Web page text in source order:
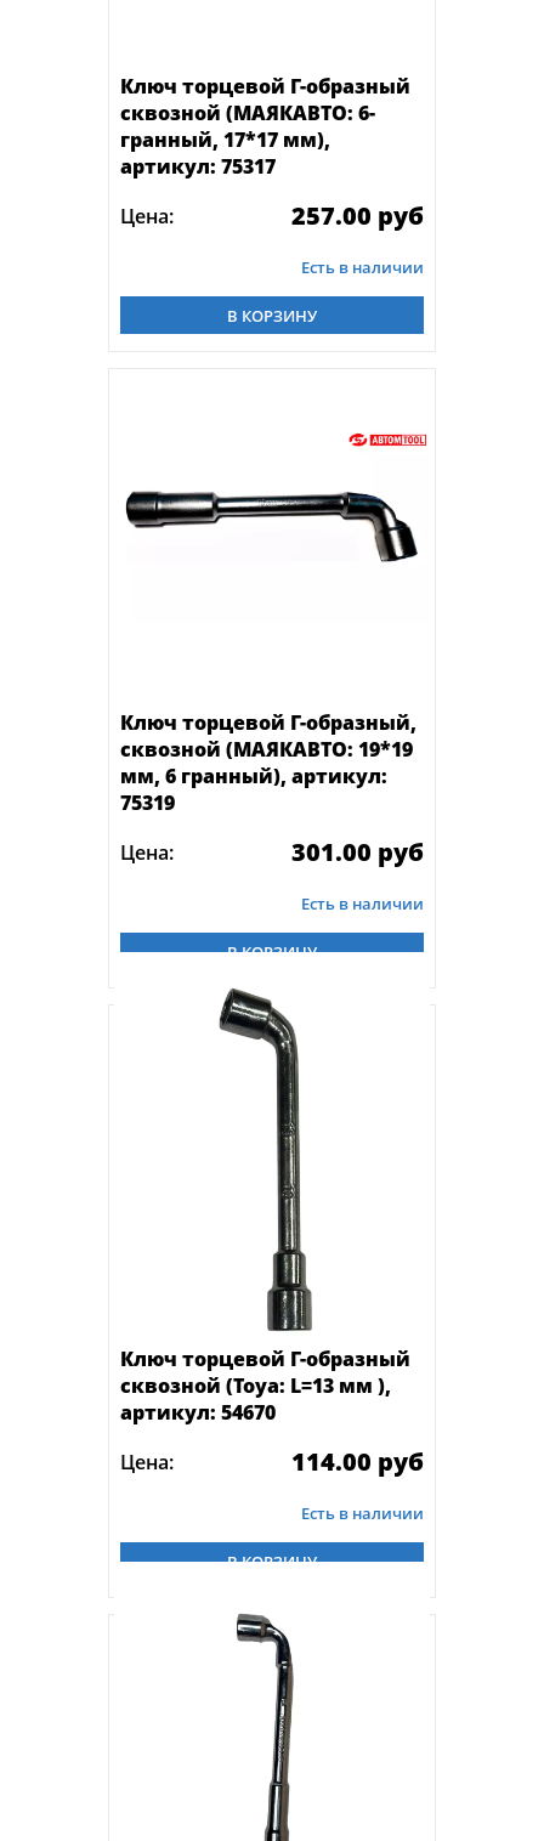
Ключ торцевой Г-образный
сквозной (МАЯКАВТО: 6-
гранный, 17*17 мм),
артикул: 75317
Цена:
257.00 руб
Есть в наличии
В КОРЗИНУ
Ключ торцевой Г-образный,
сквозной (МАЯКАВТО: 19*19
мм, 6 гранный), артикул:
75319
Цена:
301.00 руб
Есть в наличии
В КОРЗИНУ
Ключ торцевой Г-образный
сквозной (Toya: L=13 мм ),
артикул: 54670
Цена:
114.00 руб
Есть в наличии
В КОРЗИНУ